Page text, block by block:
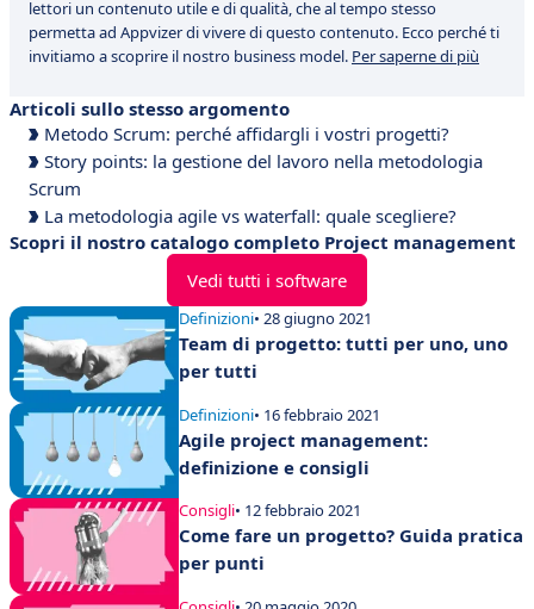
lettori un contenuto utile e di qualità, che al tempo stesso
permetta ad Appvizer di vivere di questo contenuto. Ecco perché ti
invitiamo a scoprire il nostro business model. Per saperne di più
Articoli sullo stesso argomento
Metodo Scrum: perché affidargli i vostri progetti?
Story points: la gestione del lavoro nella metodologia
Scrum
La metodologia agile vs waterfall: quale scegliere?
Scopri il nostro catalogo completo Project management
Vedi tutti i software
Definizioni• 28 giugno 2021
Team di progetto: tutti per uno, uno
per tutti
Definizioni• 16 febbraio 2021
Agile project management:
definizione e consigli
Consigli• 12 febbraio 2021
Come fare un progetto? Guida pratica
per punti